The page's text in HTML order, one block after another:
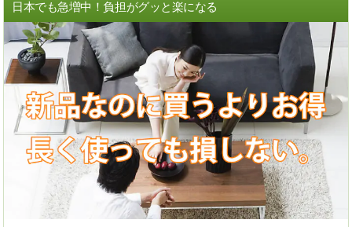
日本でも急増中！負担がグッと楽になる